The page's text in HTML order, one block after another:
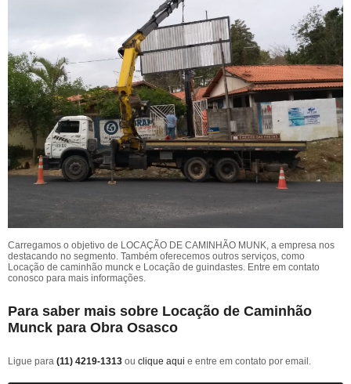
Carregamos o objetivo de LOCAÇÃO DE CAMINHÃO MUNK, a empresa nos
destacando no segmento. Também oferecemos outros serviços, como
Locação de caminhão munck e Locação de guindastes. Entre em contato
conosco para mais informações.
Para saber mais sobre Locação de Caminhão
Munck para Obra Osasco
Ligue para (11) 4219-1313 ou clique aqui e entre em contato por email.